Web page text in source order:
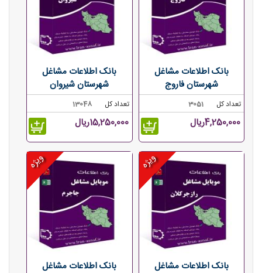
بانک اطلاعات مشاغل
شهرستان فاروج
تعداد کل 3051
4,250,000ریال
بانک اطلاعات مشاغل
شهرستان شیروان
تعداد کل 13048
15,250,000ریال
ویژه
بانک اطلاعات مشاغل
ویژه
بانک اطلاعات مشاغل